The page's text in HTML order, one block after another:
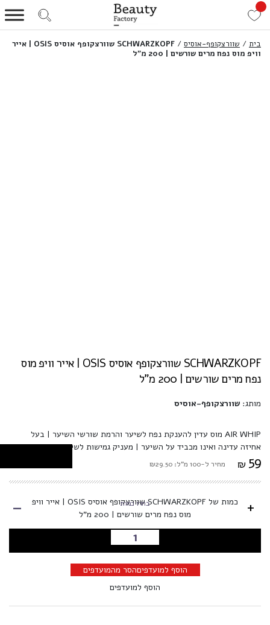
בית / שוורצקופף-אוסיס /
SCHWARZKOPF שוורצקופף אוסיס OSIS | אייר
וויפ מוס נפח מרים שורשים | 200 מ”ל
SCHWARZKOPF שוורצקופף אוסיס OSIS | אייר וויפ מוס
נפח מרים שורשים | 200 מ"ל
מותג: שוורצקופף-אוסיס
AIR WHIP מוס עדין להענקת נפח לשיער והרמת שורשי השיער | בעל
אחיזה עדינה ואינו מכביד על השיער | מעניק גמישות לשיער וקל לעיצוב
₪ 59 מחיר ל-100 מ"ל: ₪29.50
+
כמות של SCHWARZKOPF שוורצקופף אוסיס OSIS | אייר וויפ
מוס נפח מרים שורשים | 200 מ"ל
בחרו כמות -
הוספה לסל
הוסף למועדפיםהסר מהמועדפים
הוסף למועדפים